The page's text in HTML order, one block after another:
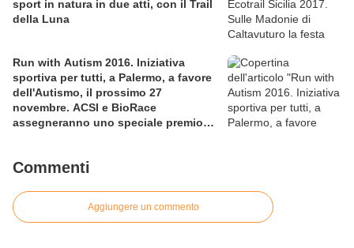
sport in natura in due atti, con il Trail
della Luna
Run with Autism 2016. Iniziativa
sportiva per tutti, a Palermo, a favore
dell'Autismo, il prossimo 27
novembre. ACSI e BioRace
assegneranno uno speciale premio
Commenti
Aggiungere un commento